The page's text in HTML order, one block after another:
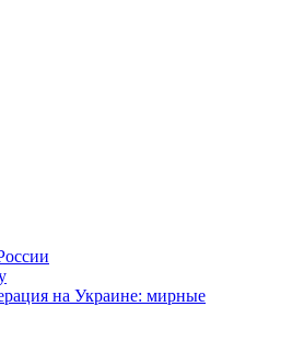
на Украине: мирные